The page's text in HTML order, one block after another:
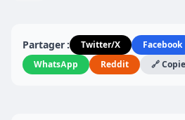
Partager : Twitter/X Facebook
WhatsApp
Reddit 🔗